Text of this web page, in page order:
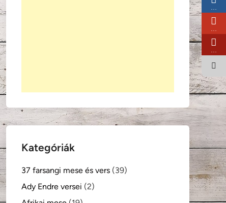
Kategóriák
37 farsangi mese és vers (39)
Ady Endre versei (2)
…
…
…